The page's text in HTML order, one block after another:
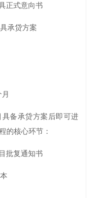
正式意向书
承贷方案
备承贷方案后即可进
的核心环节：
批复通知书